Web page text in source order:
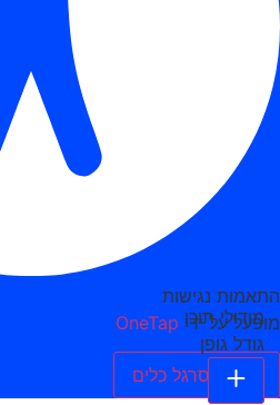
התאמות נגישות
מופעל על ידי OneTap
הסתר סרגל כלים
מודולי תוכן
גודל גופן